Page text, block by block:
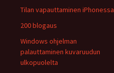
Tilan vapauttaminen iPhonessa
200 blogaus
Windows ohjelman
palauttaminen kuvaruudun
ulkopuolelta